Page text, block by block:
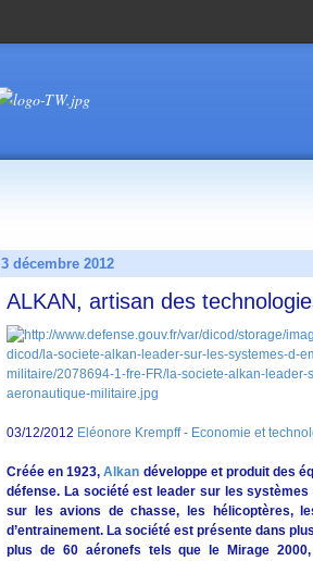
3 décembre 2012
ALKAN, artisan des
03/12/2012 Eléonore Krempff - Economie et
Créée en 1923,Alkan développe et produit des
défense. La société est leader sur les systèmes
sur les avions de chasse, les hélicoptères,
d’entrainement. La société est présente dans
plus de 60 aéronefs tels que le Mirage